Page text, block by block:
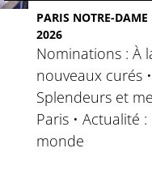
PARIS NOTRE-
2026
Nominations : À
nouveaux curés
Splendeurs et
Paris • Actualité
monde